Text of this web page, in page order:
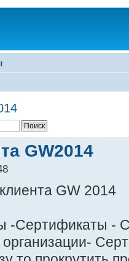
GW2014
GW 2014
-Сертификаты -